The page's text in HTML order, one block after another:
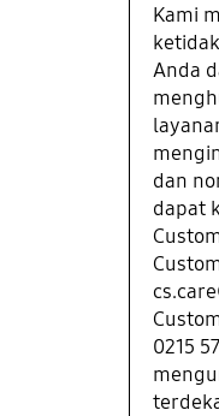
Kami
Anda
dan
dapat
0215